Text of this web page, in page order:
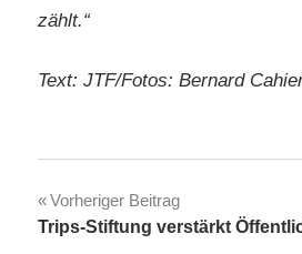
zählt.“
Text: JTF/Fotos: Bernard
Beitragsnavigation
Vorheriger Beitrag
Trips-Stiftung verstärkt